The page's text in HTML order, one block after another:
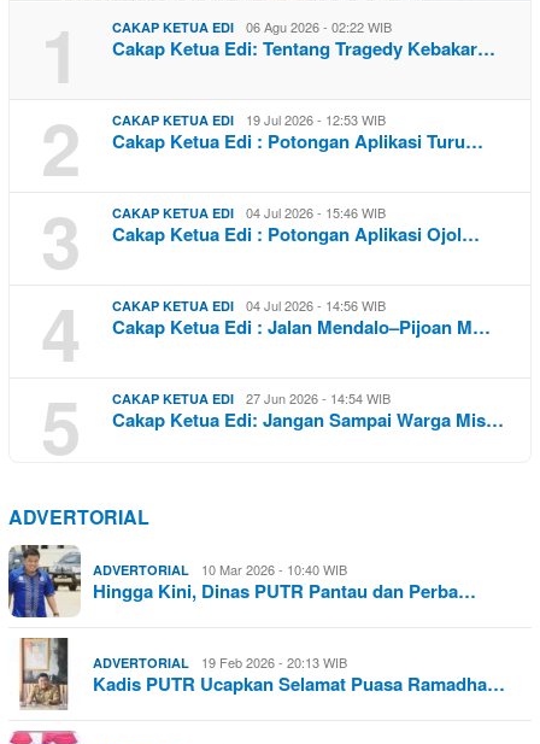
1 CAKAP KETUA EDI 06 Agu 2026 - 02:22 WIB
Cakap Ketua Edi: Tentang Tragedy Kebakar…
2 CAKAP KETUA EDI 19 Jul 2026 - 12:53 WIB
Cakap Ketua Edi : Potongan Aplikasi Turu…
3 CAKAP KETUA EDI 04 Jul 2026 - 15:46 WIB
Cakap Ketua Edi : Potongan Aplikasi Ojol…
4 CAKAP KETUA EDI 04 Jul 2026 - 14:56 WIB
Cakap Ketua Edi : Jalan Mendalo–Pijoan M…
5 CAKAP KETUA EDI 27 Jun 2026 - 14:54 WIB
Cakap Ketua Edi: Jangan Sampai Warga Mis…
ADVERTORIAL
ADVERTORIAL 10 Mar 2026 - 10:40 WIB
Hingga Kini, Dinas PUTR Pantau dan Perba…
ADVERTORIAL 19 Feb 2026 - 20:13 WIB
Kadis PUTR Ucapkan Selamat Puasa Ramadha…